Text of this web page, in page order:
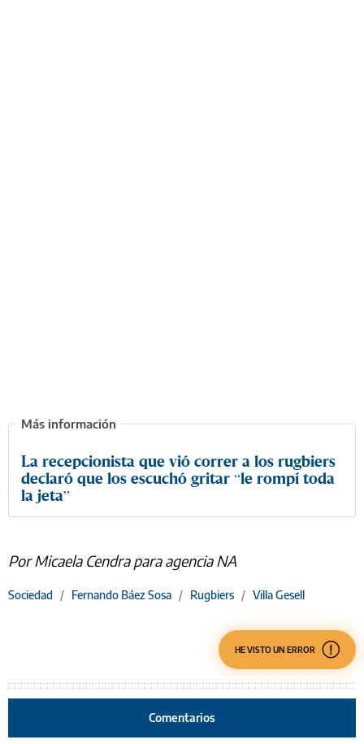
La recepcionista que vió correr a los rugbiers
declaró que los escuchó gritar “le rompí toda
la jeta”
Por Micaela Cendra para agencia NA
Sociedad / Fernando Báez Sosa / Rugbiers / Villa Gesell
HE VISTO UN ERROR
Comentarios